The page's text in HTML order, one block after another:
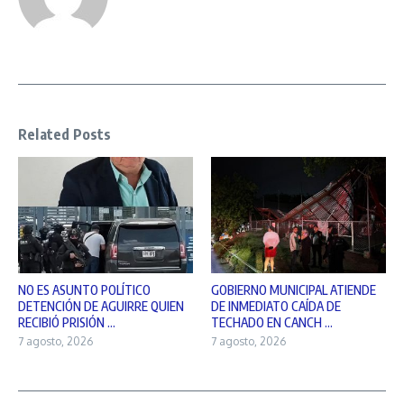
Related Posts
NO ES ASUNTO POLÍTICO
DETENCIÓN DE AGUIRRE QUIEN
RECIBIÓ PRISIÓN ...
7 agosto, 2026
GOBIERNO MUNICIPAL ATIENDE
DE INMEDIATO CAÍDA DE
TECHADO EN CANCH ...
7 agosto, 2026